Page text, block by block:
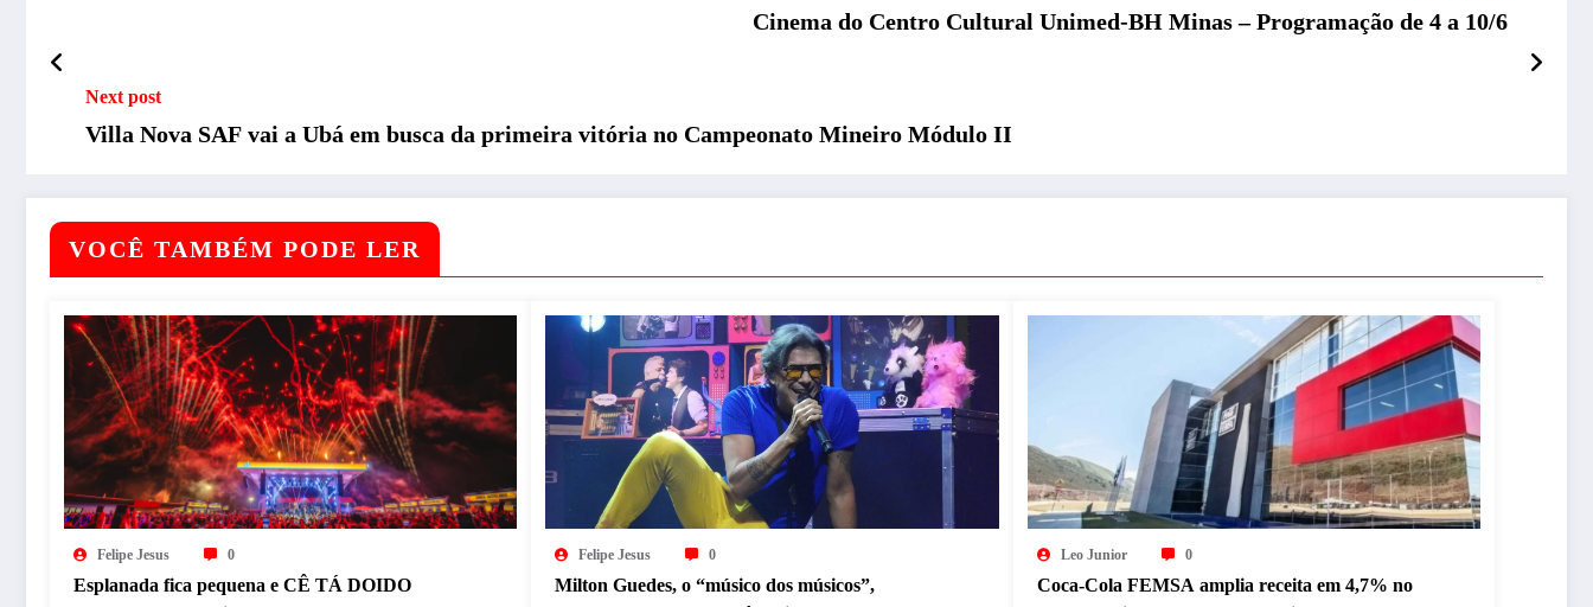
Cinema do Centro Cultural Unimed-BH Minas – Programação de 4 a 10/6
Next post
Villa Nova SAF vai a Ubá em busca da primeira vitória no Campeonato Mineiro Módulo II
VOCÊ TAMBÉM PODE LER
Felipe Jesus 0
Esplanada fica pequena e CÊ TÁ DOIDO
Felipe Jesus 0
Milton Guedes, o “músico dos músicos”,
Leo Junior 0
Coca-Cola FEMSA amplia receita em 4,7% no